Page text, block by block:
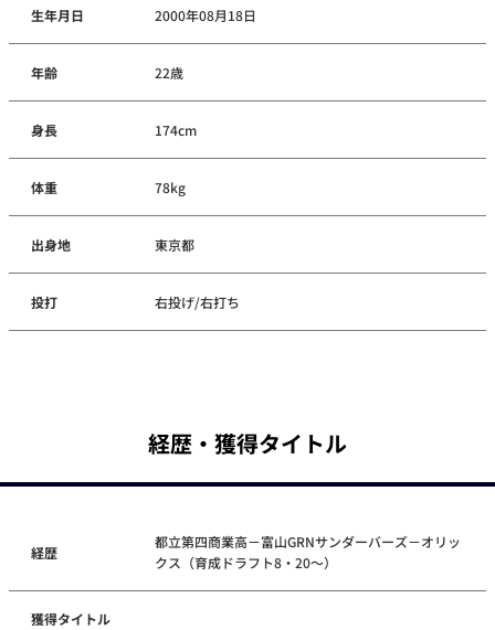
生年月日 2000年08月18日
年齢 22歳
身長 174cm
体重 78kg
出身地 東京都
投打 右投げ/右打ち
経歴・獲得タイトル
経歴
都立第四商業高－富山GRNサンダーバーズ－オリッ
クス（育成ドラフト8・20～）
獲得タイトル